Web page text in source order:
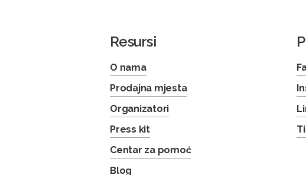
Resursi
O nama
Prodajna mjesta
Organizatori
Press kit
Centar za pomoć
Blog